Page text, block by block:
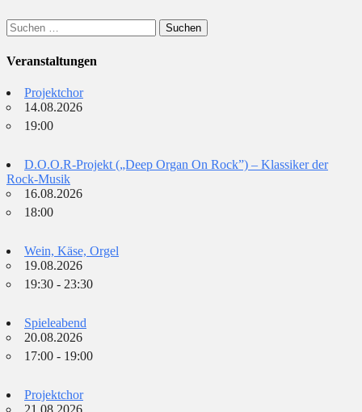
Suchen
nach:
Veranstaltungen
Projektchor
14.08.2026
19:00
D.O.O.R-Projekt („Deep Organ On Rock”) – Klassiker der
Rock-Musik
16.08.2026
18:00
Wein, Käse, Orgel
19.08.2026
19:30 - 23:30
Spieleabend
20.08.2026
17:00 - 19:00
Projektchor
21.08.2026